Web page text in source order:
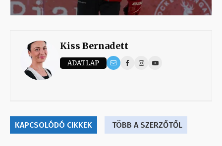
Kiss Bernadett
ADATLAP
KAPCSOLÓDÓ CIKKEK TÖBB A SZERZŐTŐL